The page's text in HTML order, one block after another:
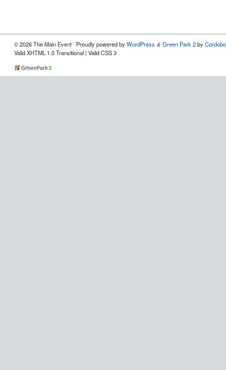
© 2026 The Main Event · Proudly powered byWordPress & Green Park 2byCordobo
Valid XHTML 1.0 Transitional | Valid CSS 3